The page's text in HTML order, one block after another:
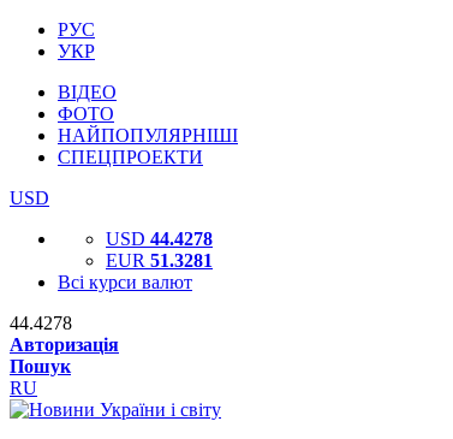
РУС
УКР
ВІДЕО
ФОТО
НАЙПОПУЛЯРНІШІ
СПЕЦПРОЕКТИ
USD
USD 44.4278
EUR 51.3281
Всі курси валют
44.4278
Авторизація
Пошук
RU